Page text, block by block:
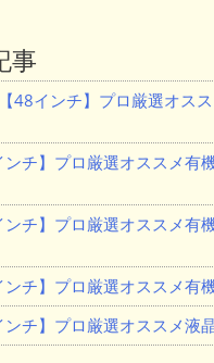
事
48インチ】プロ厳選オス
チ】プロ厳選オススメ有
チ】プロ厳選オススメ有
ンチ】プロ厳選オススメ有
ンチ】プロ厳選オススメ液